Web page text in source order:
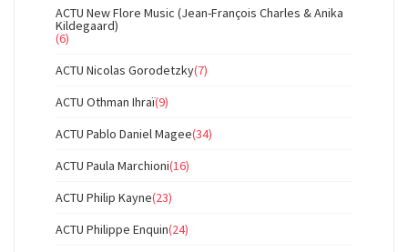
ACTU New Flore Music (Jean-François Charles & Anika
Kildegaard)
(6)
ACTU Nicolas Gorodetzky(7)
ACTU Othman Ihraï(9)
ACTU Pablo Daniel Magee(34)
ACTU Paula Marchioni(16)
ACTU Philip Kayne(23)
ACTU Philippe Enquin(24)